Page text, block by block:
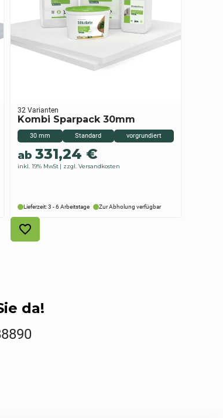
30 mm Standard vorgrundiert
Kombi Sparpack 30mm
ab 331,24 €
inkl. 19% MwSt zzgl. Versandkosten
32 Varianten
Lieferzeit: 3 - 6 Arbeitstage Zur Abholung verfügbar
da!